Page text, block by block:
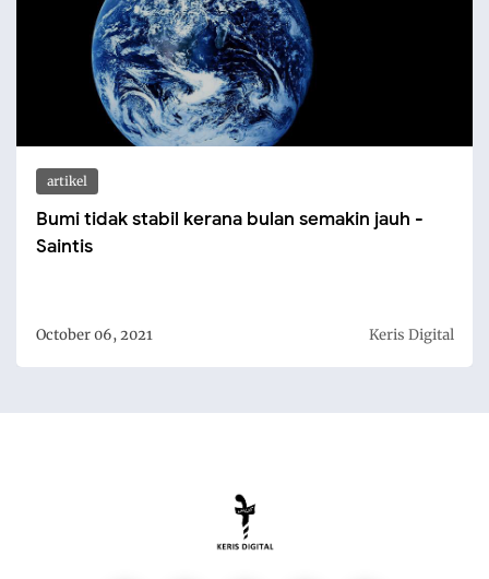
artikel
Bumi tidak stabil kerana bulan semakin jauh -
Saintis
October 06, 2021 Keris Digital